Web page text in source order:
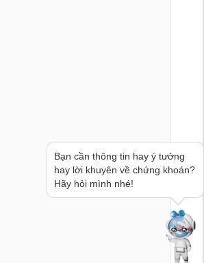
Bạn cần thông tin hay ý tưởng
hay lời khuyên về chứng khoán?
Hãy hỏi mình nhé!